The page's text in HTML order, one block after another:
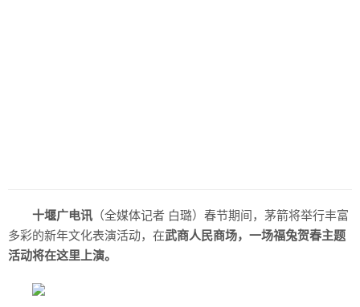
十堰广电讯 （全媒体记者 白璐）春节期间，茅箭将举行丰富
多彩的新年文化表演活动，在武商人民商场，一场福兔贺春主题
活动将在这里上演。